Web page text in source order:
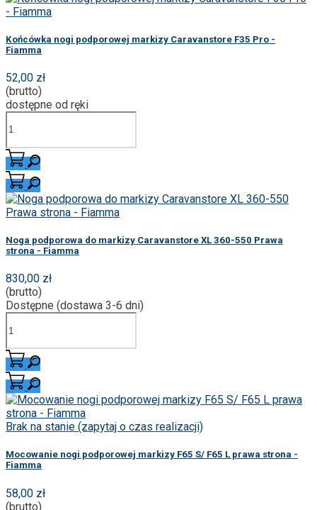
Końcówka nogi podporowej markizy Caravanstore F35 Pro -
Fiamma
52,00 zł
(brutto)
dostępne od ręki
Noga podporowa do markizy Caravanstore XL 360-550 Prawa
strona - Fiamma
830,00 zł
(brutto)
Dostępne (dostawa 3-6 dni)
Brak na stanie (zapytaj o czas realizacji)
Mocowanie nogi podporowej markizy F65 S/ F65 L prawa strona -
Fiamma
58,00 zł
(brutto)